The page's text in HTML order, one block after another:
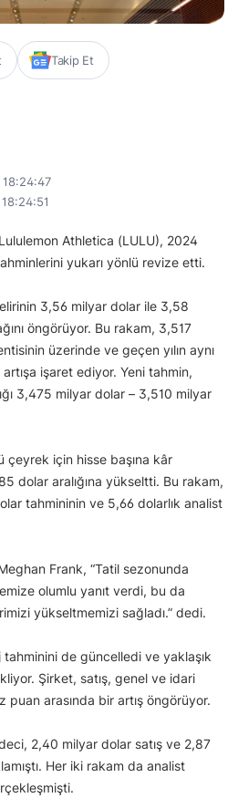
Takip Et
18:24:47
18:24:51
Athletica (LULU), 2024
yukarı yönlü revize etti.
3,56 milyar dolar ile 3,58
öngörüyor. Bu rakam, 3,517
üzerinde ve geçen yılın aynı
işaret ediyor. Yeni tahmin,
3,475 milyar dolar – 3,510 milyar
çeyrek için hisse başına kâr
dolar aralığına yükseltti. Bu rakam,
tahmininin ve 5,66 dolarlık analist
Frank, “Tatil sezonunda
olumlu yanıt verdi, bu da
yükseltmemizi sağladı.” dedi.
de güncelledi ve yaklaşık
Şirket, satış, genel ve idari
arasında bir artış öngörüyor.
2,40 milyar dolar satış ve 2,87
Her iki rakam da analist